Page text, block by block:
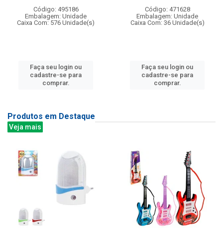
Código: 495186
Embalagem: Unidade
Caixa Com: 576 Unidade(s)
Faça seu login ou
cadastre-se para
comprar.
Código: 471628
Embalagem: Unidade
Caixa Com: 36 Unidade(s)
Faça seu login ou
cadastre-se para
comprar.
Produtos em Destaque
Veja mais